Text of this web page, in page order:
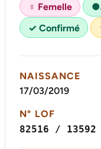
♀ Femelle ●
✓ Confirmé
NAISSANCE
17/03/2019
N° LOF
82516 / 13592